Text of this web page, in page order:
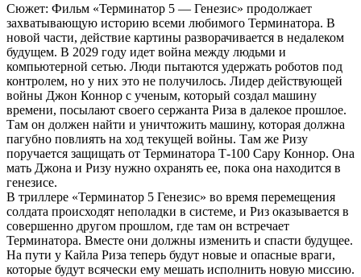
Сюжет: Фильм «Терминатор 5 — Генезис» продолжает
захватывающую историю всеми любимого Терминатора. В
новой части, действие картины разворачивается в недалеком
будущем. В 2029 году идет война между людьми и
компьютерной сетью. Люди пытаются удержать роботов под
контролем, но у них это не получилось. Лидер действующей
войны Джон Коннор с ученым, который создал машину
времени, посылают своего сержанта Риза в далекое прошлое.
Там он должен найти и уничтожить машину, которая должна
пагубно повлиять на ход текущей войны. Там же Ризу
поручается защищать от Терминатора Т-100 Сару Коннор. Она
мать Джона и Ризу нужно охранять ее, пока она находится в
генезисе.
В триллере «Терминатор 5 Генезис» во время перемещения
солдата происходят неполадки в системе, и Риз оказывается в
совершенно другом прошлом, где там он встречает
Терминатора. Вместе они должны изменить и спасти будущее.
На пути у Кайла Риза теперь будут новые и опасные враги,
которые будут всячески ему мешать исполнить новую миссию.